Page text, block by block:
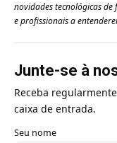
novidades tecnológicas
e profissionais a
Junte-se à
Receba
caixa de entrada.
Seu nome